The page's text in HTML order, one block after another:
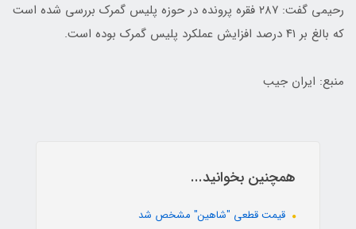
رحیمی گفت: ۲۸۷ فقره پرونده در حوزه پلیس گمرک بررسی شده است
که بالغ بر ۴۱ درصد افزایش عملکرد پلیس گمرک بوده است.
منبع: ایران جیب
همچنین بخوانید...
قیمت قطعی "شاهین" مشخص شد